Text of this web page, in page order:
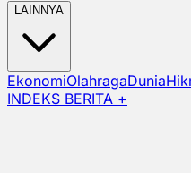
LAINNYA
EkonomiOlahragaDunia
INDEKS BERITA +